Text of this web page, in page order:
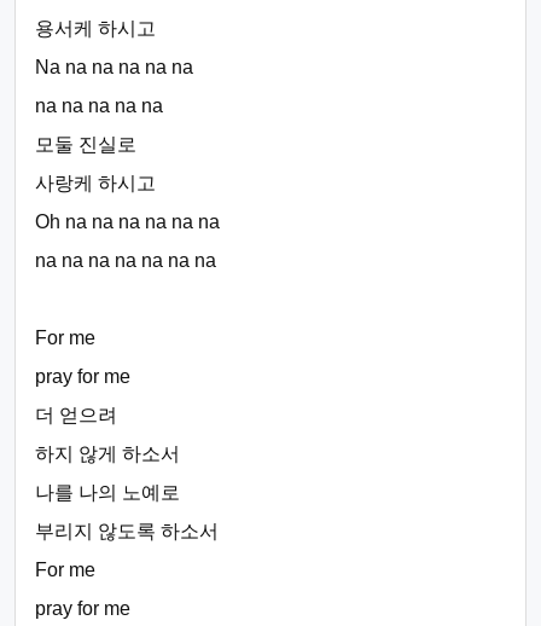
용서케 하시고
Na na na na na na
na na na na na
모둘 진실로
사랑케 하시고
Oh na na na na na na
na na na na na na na
For me
pray for me
더 얻으려
하지 않게 하소서
나를 나의 노예로
부리지 않도록 하소서
For me
pray for me